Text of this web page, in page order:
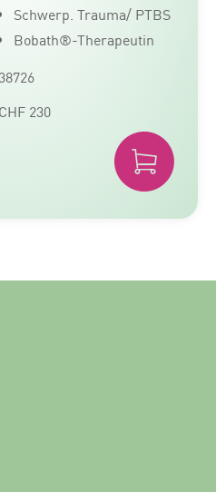
Schwerp. Trauma/ PTBS
Bobath®-Therapeutin
CHF 230